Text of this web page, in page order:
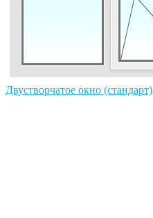
Двустворчатое окно (стандарт)